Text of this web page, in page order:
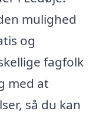
mulighed
og
fagfolk
med at
så du kan